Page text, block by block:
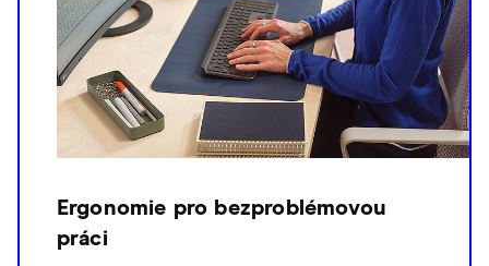
Ergonomie pro bezproblémovou
práci